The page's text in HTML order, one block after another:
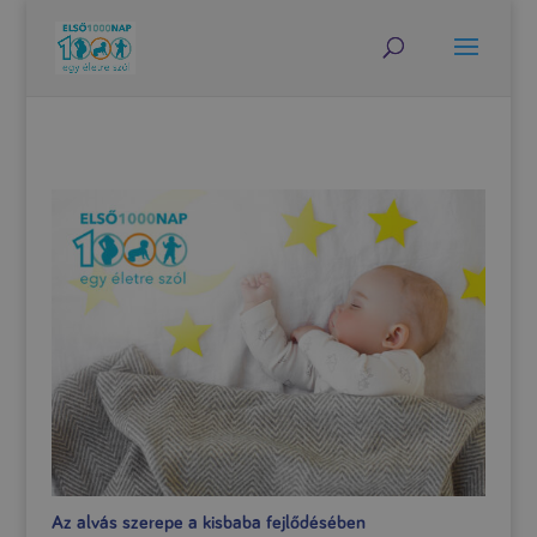
Az alvás szerepe a kisbaba fejlődésében